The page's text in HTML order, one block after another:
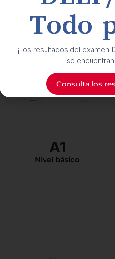
A1
Nivel básico
Nivel independiente.
Puede entender y
participar en una
discusión, dar su opinión,
Todo
¡Los resultados del examen
se
Consulta los